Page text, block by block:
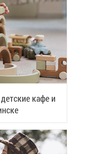
ка­фе и